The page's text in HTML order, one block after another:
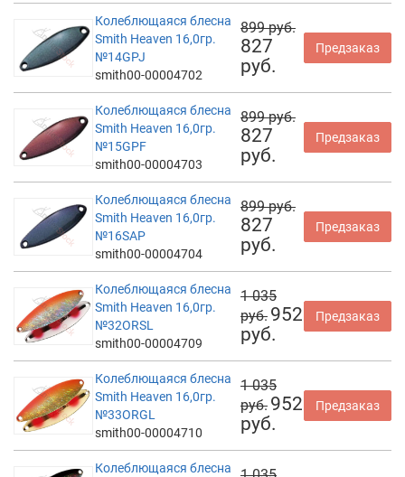
Колеблющаяся блесна
Smith Heaven 16,0гр.
№14GPJ
smith00-00004702
899 руб.
827
руб.
Предзаказ
Колеблющаяся блесна
Smith Heaven 16,0гр.
№15GPF
smith00-00004703
899 руб.
827
руб.
Предзаказ
Колеблющаяся блесна
Smith Heaven 16,0гр.
№16SAP
smith00-00004704
899 руб.
827
руб.
Предзаказ
Колеблющаяся блесна
Smith Heaven 16,0гр.
№32ORSL
smith00-00004709
1 035
руб. 952
руб.
Предзаказ
Колеблющаяся блесна
Smith Heaven 16,0гр.
№33ORGL
smith00-00004710
1 035
руб. 952
руб.
Предзаказ
Колеблющаяся блесна